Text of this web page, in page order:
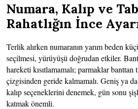
Numara, Kalıp ve
Rahatlığın İnce
Terlik alırken numaranın yarım beden
seçilmesi, yürüyüşü doğrudan etkiler.
hareketi kısıtlamamalı; parmaklar banttan
çizgisinden geride kalmamalı. Geniş ya
kalıp seçeneklerini denemek, gün sonu
katmak önemli.